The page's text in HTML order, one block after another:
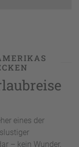
eines der
– kein Wunder,